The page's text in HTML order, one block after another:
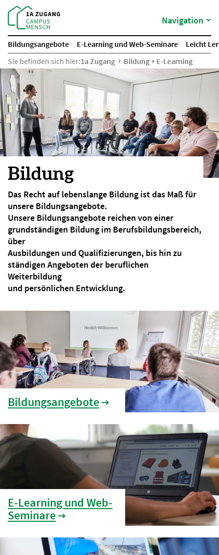
Navigation
Bildungsangebote E-Learning und Web-Seminare
Leicht
Sie befinden sich hier:1a Zugang Bildung + E-Learning
Bildung
Das Recht auf lebenslange Bildung ist das Maß für
unsere Bildungsangebote.
Unsere Bildungsangebote reichen von einer
grundständigen Bildung im Berufsbildungsbereich,
über
Ausbildungen und Qualifizierungen, bis hin zu
ständigen Angeboten der beruflichen
Weiterbildung
und persönlichen Entwicklung.
Bildungsangebote
E-Learning und Web-
Seminare